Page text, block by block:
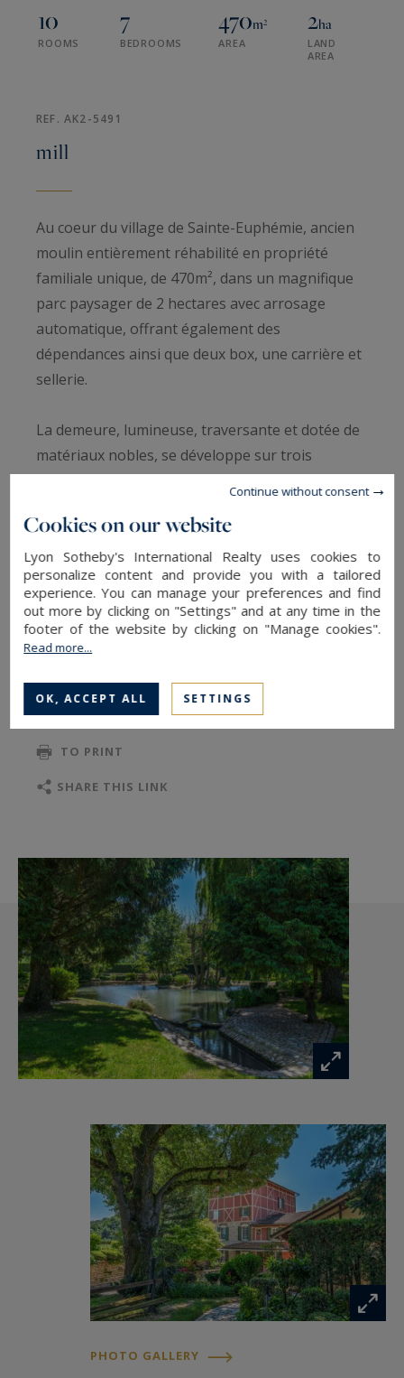
10
ROOMS
7
BEDROOMS
470m²
AREA
2ha
LAND
AREA
REF. AK2-5491
mill
Au coeur du village de Sainte-Euphémie, ancien
moulin entièrement réhabilité en propriété
familiale unique, de 470m², dans un magnifique
parc paysager de 2 hectares avec arrosage
automatique, offrant également des
dépendances ainsi que deux box, une carrière et
sellerie.
La demeure, lumineuse, traversante et dotée de
matériaux nobles, se développe sur trois
niveaux.
Au rez-de-chaussée: entrée principale, vaste
salon agrémenté d'une grande cheminée, d'une
véranda avec cuisine d'été et salle à manger,
cuisine indépendante équipée, salle à manger,
pièces de vie bénéficiant d'un très beau marbre,
espace buanderie et toilettes invités.
Au 1er niveau: suite parentale disposant d'un
parquet marqueté avec sa salle d'eau, ses
toilettes ainsi que d'une terrasse privée; seconde
suite avec parquet, salle de bain et toilettes,
Au 2ème niveau: trois suites agrémentées de
parquet et de leur salle d'eau/de bain et toilettes.
Au 3ème niveau: grand salon de réception de
style Art Déco avec piste de danse, fumoir, salon,
salle de bains et toilettes de courtoisie.
Une dépendance offre une salle de sport avec
salle d'eau, un bar/discothèque avec salon de
confortable garage pouvant accueillir sept
voitures.
Les extérieurs disposent d'une piscine avec pool
house, bar de réception, barbecue d'hiver ainsi
qu'un puits.
La propriété dispose d'une splendide cascade et
plan d'eau.
Ce bien unique chargé d'histoire est idéal pour
READ MORE
TO SAFEGUARD
TO PRINT
SHARE THIS LINK
PHOTO GALLERY
Cookies on our website
Lyon Sotheby's International Realty uses cookies to
personalize content and provide you with a tailored
experience. You can manage your preferences and find
out more by clicking on "Settings" and at any time in the
footer of the website by clicking on "Manage cookies".
Read more...
OK, ACCEPT ALL SETTINGS
Continue without consent